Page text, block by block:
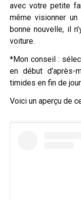
avec votre petite
même visionner
bonne nouvelle, il
voiture.
*Mon conseil :
en début
timides en fin de
Voici un aperçu de